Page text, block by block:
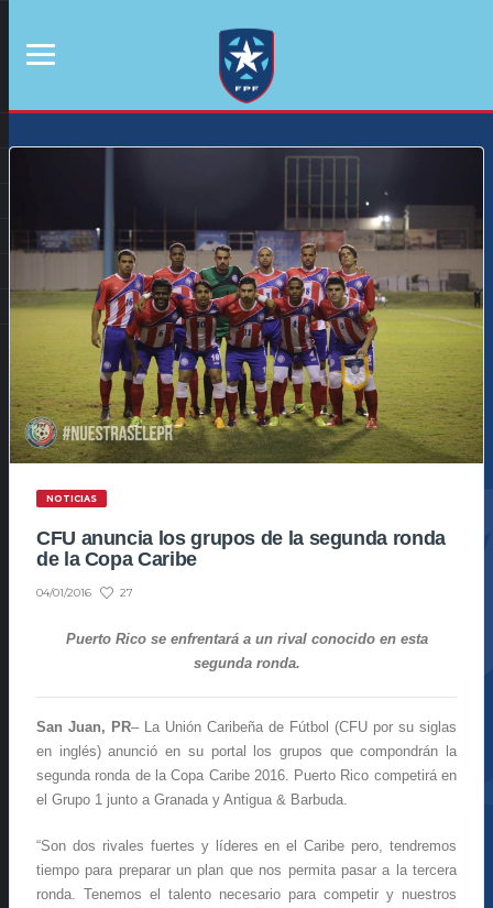
NOTICIAS
CFU anuncia los grupos de la segunda ronda
de la Copa Caribe
04/01/2016 27
Puerto Rico se enfrentará a un rival conocido en esta
segunda ronda.
San Juan, PR– La Unión Caribeña de Fútbol (CFU por su siglas
en inglés) anunció en su portal los grupos que compondrán la
segunda ronda de la Copa Caribe 2016. Puerto Rico competirá en
el Grupo 1 junto a Granada y Antigua & Barbuda.
“Son dos rivales fuertes y líderes en el Caribe pero, tendremos
tiempo para preparar un plan que nos permita pasar a la tercera
ronda. Tenemos el talento necesario para competir y nuestros